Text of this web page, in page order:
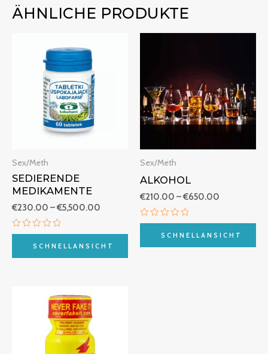
ÄHNLICHE PRODUKTE
Sex/Meth
SEDIERENDE
MEDIKAMENTE
€230.00 –€5,500.00
Bewertet
von
SCHNELLANSICHT
Sex/Meth
ALKOHOL
€210.00 –€650.00
Bewertet
von
SCHNELLANSICHT